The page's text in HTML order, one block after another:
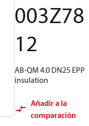
003Z78
12
AB-QM 4.0 DN25 EPP
insulation
Añadir a la
comparación